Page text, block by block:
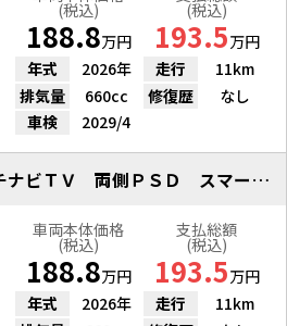
(税込)
188.8万円
(税込)
193.5万円
年式
2026年 走行
11km
排気量
660cc 修復歴
なし
車検
2029/4
シフォントライ８インチナビＴＶ 両側ＰＳＤ スマートキー シートヒーター
車両本体価格
(税込)
188.8万円
支払総額
(税込)
193.5万円
年式
2026年 走行
11km